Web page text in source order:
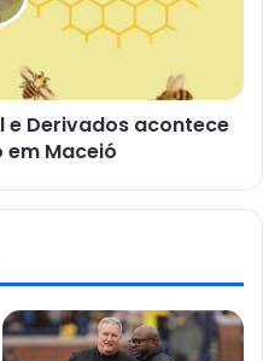
e Derivados acontece
Maceió